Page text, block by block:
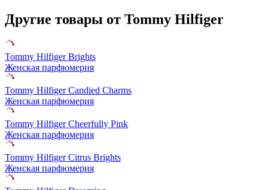
Другие товары от Tommy Hilfiger
Tommy Hilfiger Brights
Женская парфюмерия
Tommy Hilfiger Candied Charms
Женская парфюмерия
Tommy Hilfiger Cheerfully Pink
Женская парфюмерия
Tommy Hilfiger Citrus Brights
Женская парфюмерия